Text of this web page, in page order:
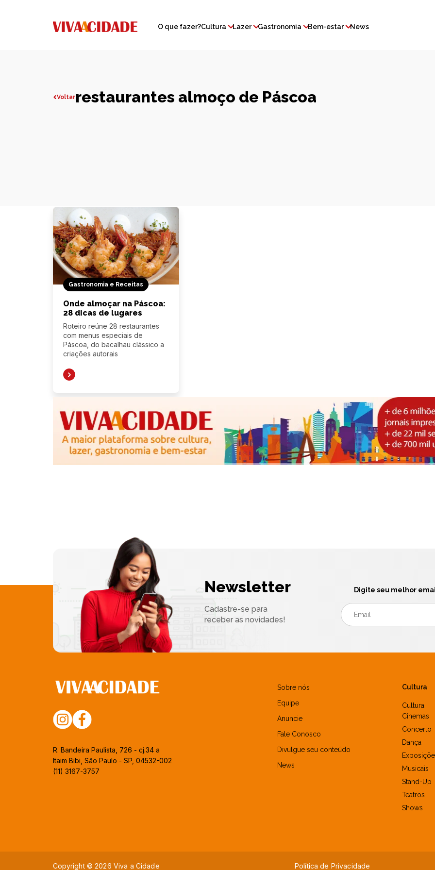
O que fazer?Cultura Lazer Gastronomia Bem-estar News
Voltarrestaurantes almoço de Páscoa
Gastronomia e Receitas
Onde almoçar na Páscoa:
28 dicas de lugares
Roteiro reúne 28 restaurantes
com menus especiais de
Páscoa, do bacalhau clássico a
criações autorais
Newsletter
Cadastre-se para
receber as novidades!
Digite seu melhor
R. Bandeira Paulista, 726 - cj.34 a
Itaim Bibi, São Paulo - SP, 04532-002
(11) 3167-3757
Sobre nós
Equipe
Anuncie
Fale Conosco
Divulgue seu conteúdo
News
Cultura
Cultura
Cinemas
Concerto
Dança
Musicais
Stand-Up
Teatros
Shows
Copyright © 2026 Viva a Cidade Política de Privacidade